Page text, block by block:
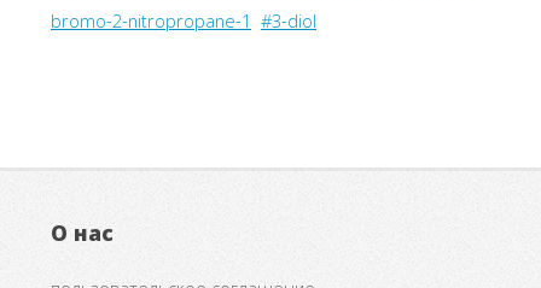
bromo-2-nitropropane-1 #3-diol
О нас